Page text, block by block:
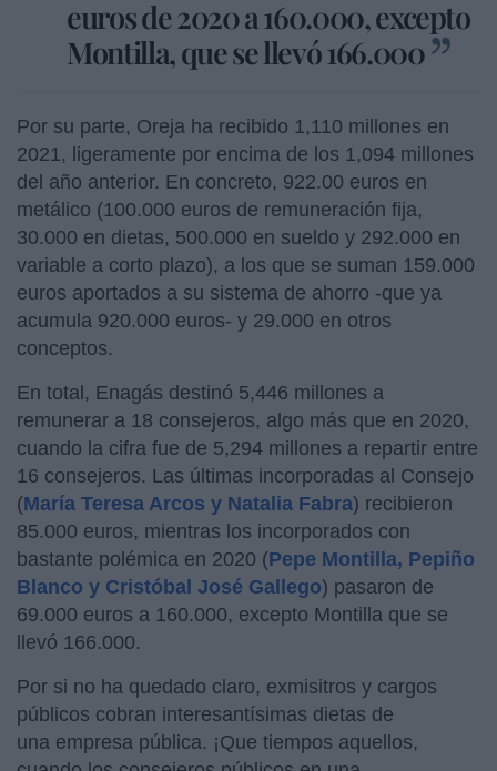
euros de 2020 a 160.000, excepto
Montilla, que se llevó 166.000
Por su parte, Oreja ha recibido 1,110 millones en
2021, ligeramente por encima de los 1,094 millones
del año anterior. En concreto, 922.00 euros en
metálico (100.000 euros de remuneración fija,
30.000 en dietas, 500.000 en sueldo y 292.000 en
variable a corto plazo), a los que se suman 159.000
euros aportados a su sistema de ahorro -que ya
acumula 920.000 euros- y 29.000 en otros
conceptos.
En total, Enagás destinó 5,446 millones a
remunerar a 18 consejeros, algo más que en 2020,
cuando la cifra fue de 5,294 millones a repartir entre
16 consejeros. Las últimas incorporadas al Consejo
(María Teresa Arcos y Natalia Fabra) recibieron
85.000 euros, mientras los incorporados con
bastante polémica en 2020 (Pepe Montilla, Pepiño
Blanco y Cristóbal José Gallego) pasaron de
69.000 euros a 160.000, excepto Montilla que se
llevó 166.000.
Por si no ha quedado claro, exmisitros y cargos
públicos cobran interesantísimas dietas de
una empresa pública. ¡Que tiempos aquellos,